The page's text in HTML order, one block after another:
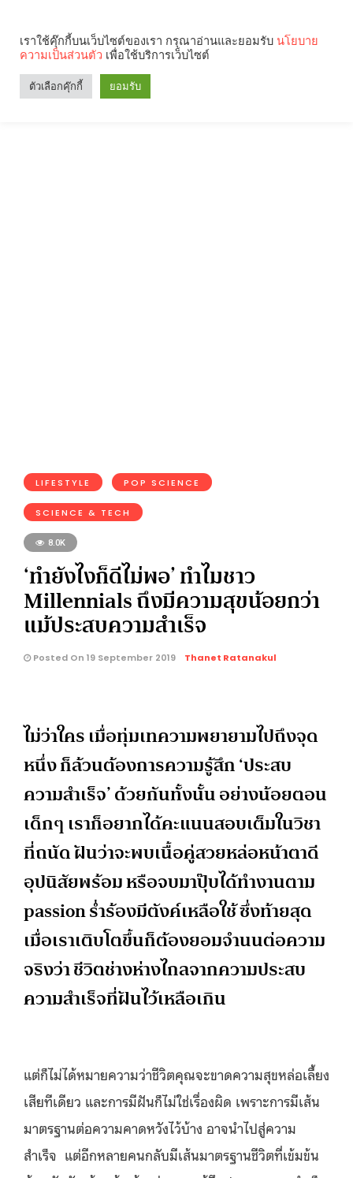
LIFESTYLE POP SCIENCE
SCIENCE & TECH
8.0K
‘ทำยังไงก็ดีไม่พอ’ ทำไมชาว
Millennials ถึงมีความสุขน้อยกว่า
แม้ประสบความสำเร็จ
Posted On 19 September 2019 Thanet Ratanakul
ไม่ว่าใคร เมื่อทุ่มเทความพยายามไปถึงจุด
หนึ่ง ก็ล้วนต้องการความรู้สึก ‘ประสบ
ความสำเร็จ’ ด้วยกันทั้งนั้น อย่างน้อยตอน
เด็กๆ เราก็อยากได้คะแนนสอบเต็มในวิชา
ที่ถนัด ฝันว่าจะพบเนื้อคู่สวยหล่อหน้าตาดี
อุปนิสัยพร้อม หรือจบมาปุ๊บได้ทำงานตาม
passion ร่ำร้องมีตังค์เหลือใช้ ซึ่งท้ายสุด
เมื่อเราเติบโตขึ้นก็ต้องยอมจำนนต่อความ
จริงว่า ชีวิตช่างห่างไกลจากความประสบ
ความสำเร็จที่ฝันไว้เหลือเกิน
แต่ก็ไม่ได้หมายความว่าชีวิตคุณจะขาดความสุขหล่อเลี้ยง
เสียทีเดียว และการมีฝันก็ไม่ใช่เรื่องผิด เพราะการมีเส้น
มาตรฐานต่อความคาดหวังไว้บ้าง อาจนำไปสู่ความ
สำเร็จ แต่อีกหลายคนกลับมีเส้นมาตรฐานชีวิตที่เข้มข้น
เราใช้คุ๊กกี้บนเว็บไซต์ของเรา กรุณาอ่านและยอมรับ นโยบาย
ความเป็นส่วนตัว เพื่อใช้บริการเว็บไซต์
ตัวเลือกคุ๊กกี้ ยอมรับ